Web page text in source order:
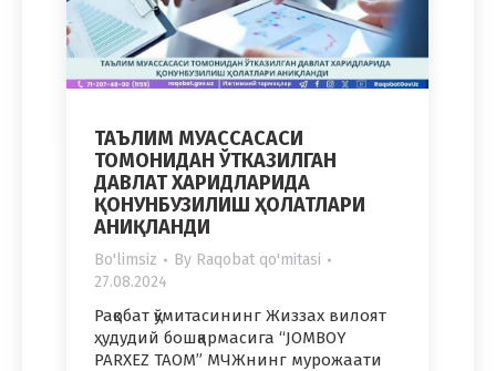
ТАЪЛИМ МУАССАСАСИ
ТОМОНИДАН ЎТКАЗИЛГАН
ДАВЛАТ ХАРИДЛАРИДА
ҚОНУНБУЗИЛИШ ҲОЛАТЛАРИ
АНИҚЛАНДИ
Bo'limsiz By Raqobat qo'mitasi
27.08.2024
Рақобат қўмитасининг Жиззах вилоят
ҳудудий бошқармасига “JOMBOY
PARXEZ TAOM” МЧЖнинг мурожаати